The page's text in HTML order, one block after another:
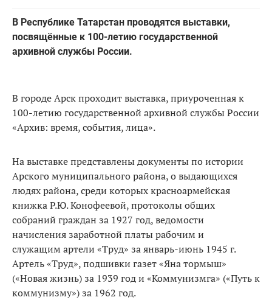
В Республике Татарстан проводятся выставки,
посвящённые к 100-летию государственной
архивной службы России.
В городе Арск проходит выставка, приуроченная к
100-летию государственной архивной службы России
«Архив: время, события, лица».
На выставке представлены документы по истории
Арского муниципального района, о выдающихся
людях района, среди которых красноармейская
книжка Р.Ю. Конофеевой, протоколы общих
собраний граждан за 1927 год, ведомости
начисления заработной платы рабочим и
служащим артели «Труд» за январь-июнь 1945 г.
Артель «Труд», подшивки газет «Яна тормыш»
(«Новая жизнь) за 1939 год и «Коммунизмга» («Путь к
коммунизму») за 1962 год.